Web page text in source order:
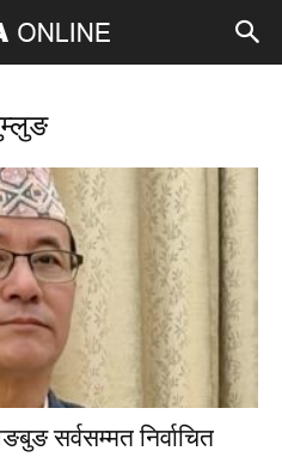
सर्वसम्मत निर्वाचित